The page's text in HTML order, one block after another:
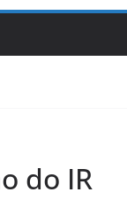
do IR